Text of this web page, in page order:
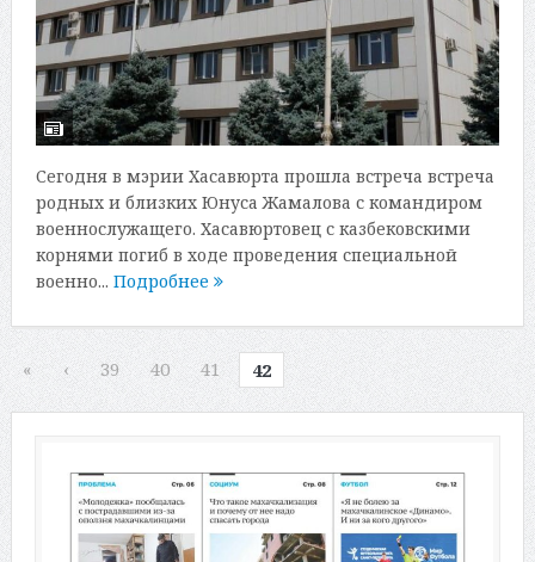
Сегодня в мэрии Хасавюрта прошла встреча встреча
родных и близких Юнуса Жамалова с командиром
военнослужащего. Хасавюртовец с казбековскими
корнями погиб в ходе проведения специальной
военно... Подробнее
« ‹ 39 40 41 42